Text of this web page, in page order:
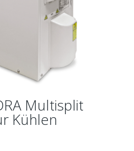
Multisplit
Kühlen